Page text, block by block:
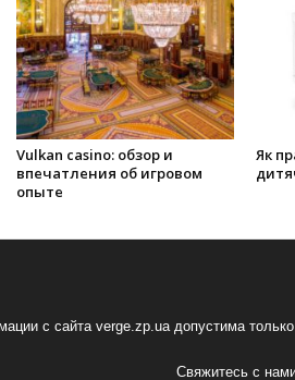
Vulkan casino: обзор и
впечатления об игровом
опыте
Як
с сайта verge.zp.ua допустима
Свяжитесь с